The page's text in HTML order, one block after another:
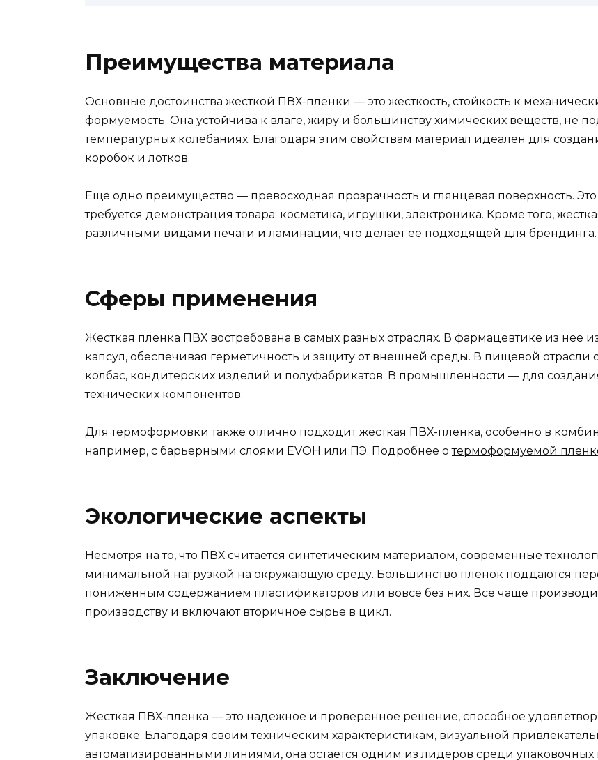
Преимущества материала
Основные достоинства жесткой ПВХ-пленки — это жесткость, стойкость к
формуемость. Она устойчива к влаге, жиру и большинству химических веществ, не
температурных колебаниях. Благодаря этим свойствам материал идеален для
коробок и лотков.
Еще одно преимущество — превосходная прозрачность и глянцевая поверхность.
требуется демонстрация товара: косметика, игрушки, электроника. Кроме того,
различными видами печати и ламинации, что делает ее подходящей для брендинга.
Сферы применения
Жесткая пленка ПВХ востребована в самых разных отраслях. В фармацевтике из нее
капсул, обеспечивая герметичность и защиту от внешней среды. В пищевой отрасли
колбас, кондитерских изделий и полуфабрикатов. В промышленности — для
технических компонентов.
Для термоформовки также отлично подходит жесткая ПВХ-пленка, особенно в
например, с барьерными слоями EVOH или ПЭ. Подробнее отермоформуемой
Экологические аспекты
Несмотря на то, что ПВХ считается синтетическим материалом, современные
минимальной нагрузкой на окружающую среду. Большинство пленок поддаются
пониженным содержанием пластификаторов или вовсе без них. Все чаще
производству и включают вторичное сырье в цикл.
Заключение
Жесткая ПВХ-пленка — это надежное и проверенное решение, способное
упаковке. Благодаря своим техническим характеристикам, визуальной
автоматизированными линиями, она остается одним из лидеров среди